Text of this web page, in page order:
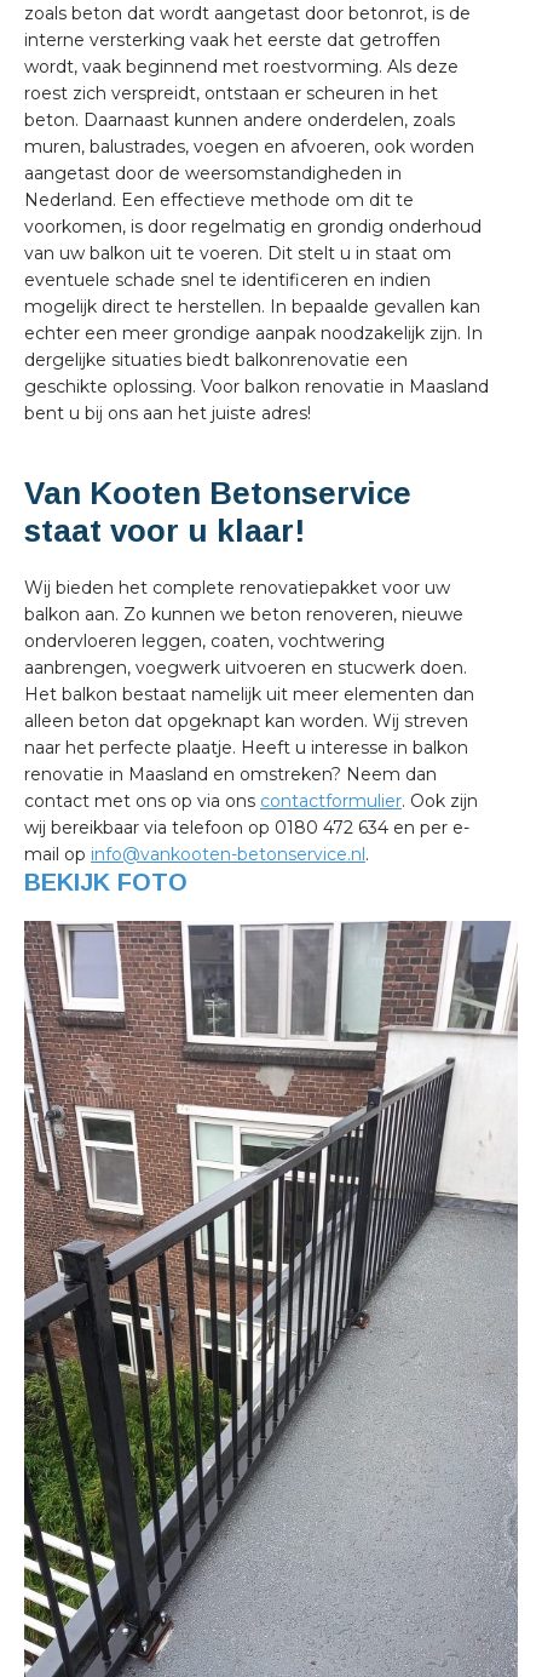
zoals beton dat wordt aangetast door betonrot, is de
interne versterking vaak het eerste dat getroffen
wordt, vaak beginnend met roestvorming. Als deze
roest zich verspreidt, ontstaan er scheuren in het
beton. Daarnaast kunnen andere onderdelen, zoals
muren, balustrades, voegen en afvoeren, ook worden
aangetast door de weersomstandigheden in
Nederland. Een effectieve methode om dit te
voorkomen, is door regelmatig en grondig onderhoud
van uw balkon uit te voeren. Dit stelt u in staat om
eventuele schade snel te identificeren en indien
mogelijk direct te herstellen. In bepaalde gevallen kan
echter een meer grondige aanpak noodzakelijk zijn. In
dergelijke situaties biedt balkonrenovatie een
geschikte oplossing. Voor balkon renovatie in Maasland
bent u bij ons aan het juiste adres!
Van Kooten Betonservice
staat voor u klaar!
Wij bieden het complete renovatiepakket voor uw
balkon aan. Zo kunnen we beton renoveren, nieuwe
ondervloeren leggen, coaten, vochtwering
aanbrengen, voegwerk uitvoeren en stucwerk doen.
Het balkon bestaat namelijk uit meer elementen dan
alleen beton dat opgeknapt kan worden. Wij streven
naar het perfecte plaatje. Heeft u interesse in balkon
renovatie in Maasland en omstreken? Neem dan
contact met ons op via ons contactformulier. Ook zijn
wij bereikbaar via telefoon op 0180 472 634 en per e-
mail op info@vankooten-betonservice.nl.
BEKIJK FOTO